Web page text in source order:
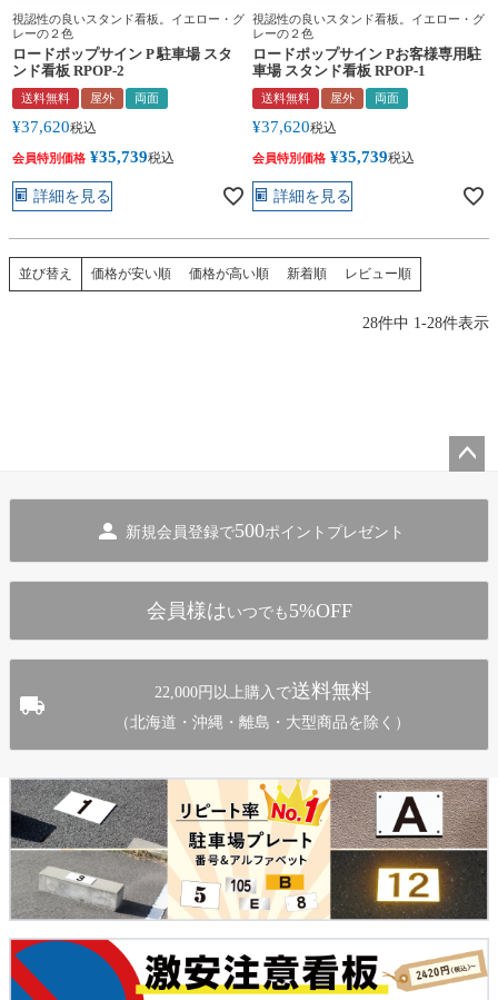
視認性の良いスタンド看板。イエロー・グ
レーの２色
ロードポップサイン P 駐車場 スタ
ンド看板 RPOP-2
送料無料 屋外 両面
¥37,620税込
会員特別価格 ¥35,739税込
詳細を見る
視認性の良いスタンド看板。イエロー・グ
レーの２色
ロードポップサイン Pお客様専用駐
車場 スタンド看板 RPOP-1
送料無料 屋外 両面
¥37,620税込
会員特別価格 ¥35,739税込
詳細を見る
並び替え 価格が安い順 価格が高い順 新着順 レビュー順
28件中 1 -28件表示
新規会員登録で500ポイントプレゼント
会員様は いつでも 5%OFF
22,000円以上購入で送料無料
（北海道・沖縄・離島・大型商品を除く）